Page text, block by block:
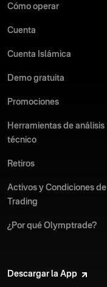
Cómo operar
Cuenta
Cuenta Islámica
Demo gratuita
Promociones
Herramientas de análisis
técnico
Retiros
Activos y Condiciones de
Trading
¿Por qué Olymptrade?
Descargar la App